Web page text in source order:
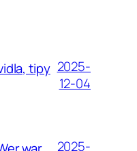
tipy 2025-
12-04
2025-